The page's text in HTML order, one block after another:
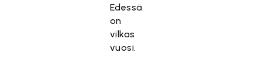
Edessä
on
vilkas
vuosi.